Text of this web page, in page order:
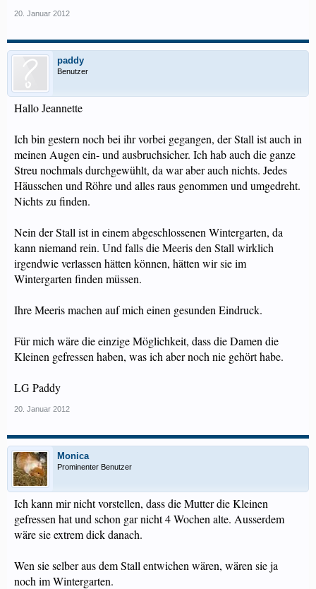
20. Januar 2012
paddy
Benutzer
Hallo Jeannette
Ich bin gestern noch bei ihr vorbei gegangen, der Stall ist auch in
meinen Augen ein- und ausbruchsicher. Ich hab auch die ganze
Streu nochmals durchgewühlt, da war aber auch nichts. Jedes
Häusschen und Röhre und alles raus genommen und umgedreht.
Nichts zu finden.
Nein der Stall ist in einem abgeschlossenen Wintergarten, da
kann niemand rein. Und falls die Meeris den Stall wirklich
irgendwie verlassen hätten können, hätten wir sie im
Wintergarten finden müssen.
Ihre Meeris machen auf mich einen gesunden Eindruck.
Für mich wäre die einzige Möglichkeit, dass die Damen die
Kleinen gefressen haben, was ich aber noch nie gehört habe.
LG Paddy
20. Januar 2012
Monica
Prominenter Benutzer
Ich kann mir nicht vorstellen, dass die Mutter die Kleinen
gefressen hat und schon gar nicht 4 Wochen alte. Ausserdem
wäre sie extrem dick danach.
Wen sie selber aus dem Stall entwichen wären, wären sie ja
noch im Wintergarten.